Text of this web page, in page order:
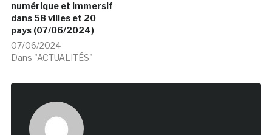
numérique et immersif
dans 58 villes et 20
pays (07/06/2024)
07/06/2024
Dans "ACTUALITÉS"